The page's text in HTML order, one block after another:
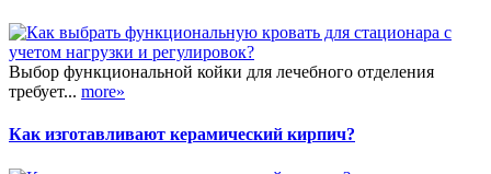
Выбор функциональной койки для лечебного отделения
требует... more»
Как изготавливают керамический кирпич?